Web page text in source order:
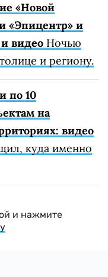
«Новой
«Эпицентр» и
видео Ночью
и региону.
по 10
на
видео
куда именно
и нажмите